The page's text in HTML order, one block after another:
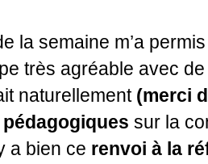
la semaine m’a
très agréable avec
naturellement (merci
sur la
a bien ce renvoi à la